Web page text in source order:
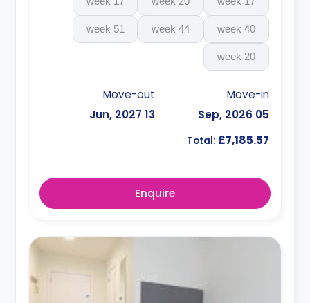
40 week
44 week
51 week
20 week
Move-in
05 Sep, 2026
Move-out
13 Jun, 2027
Total: £7,185.57
Enquire